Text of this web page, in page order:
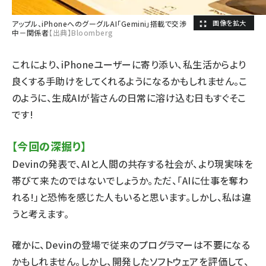
アップル、iPhoneへのグーグルAI「Gemini」搭載で交渉
中－関係者【出典】Bloomberg
これにより、iPhoneユーザーに寄り添い、私生活からより
良くする手助けをしてくれるようになるかもしれません。こ
のように、生成AIが皆さんの日常に溶け込む日もすぐそこ
です!
【今回の深掘り】
Devinの発表で、AIと人間の共存する社会が、より現実味を
帯びて来たのではないでしょうか。ただ、「AIに仕事を奪わ
れる!」と恐怖を感じた人もいると思います。しかし、私は違
うと考えます。
確かに、Devinの登場で従来のプログラマーは不要になる
かもしれません。しかし、開発したソフトウェアを評価して、